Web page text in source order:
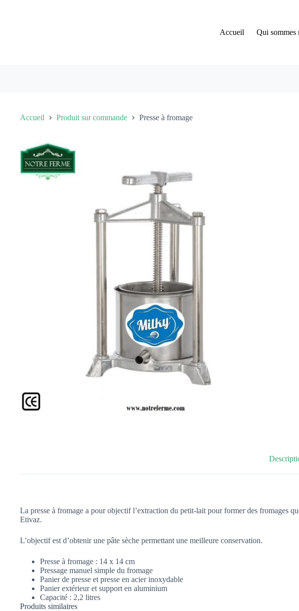
Accueil Qui sommes
Accueil Produit sur commande Presse à fromage
La presse à fromage a pour objectif l’extraction du petit-lait pour former des fromages
Etivaz.
L’objectif est d’obtenir une pâte sèche permettant une meilleure conservation.
Presse à fromage : 14 x 14 cm
Pressage manuel simple du fromage
Panier de presse et presse en acier inoxydable
Panier extérieur et support en aluminium
Capacité : 2,2 litres
Produits similaires